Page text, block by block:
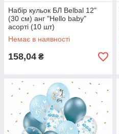
Набір кульок БЛ Belbal 12"
(30 см) анг "Hello baby"
асорті (10 шт)
Немає в наявності
158,04 ₴